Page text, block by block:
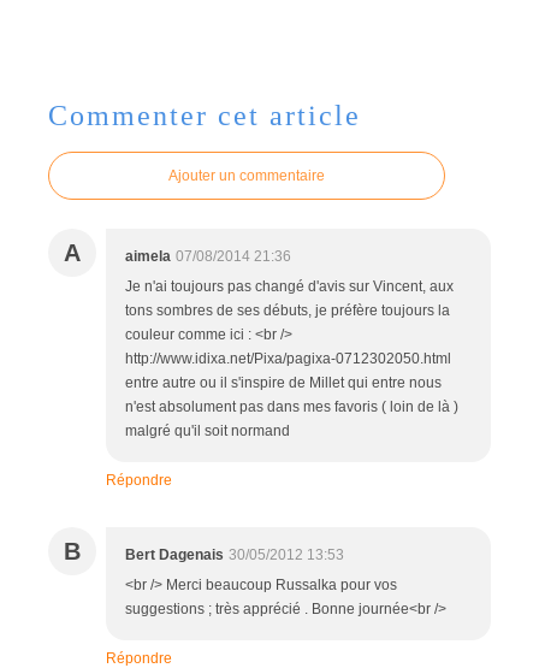
Commenter cet article
Ajouter un commentaire
A aimela 07/08/2014 21:36
Je n'ai toujours pas changé d'avis sur Vincent, aux
tons sombres de ses débuts, je préfère toujours la
couleur comme ici : <br />
http://www.idixa.net/Pixa/pagixa-0712302050.html
entre autre ou il s'inspire de Millet qui entre nous
n'est absolument pas dans mes favoris ( loin de là )
malgré qu'il soit normand
Répondre
B Bert Dagenais 30/05/2012 13:53
<br /> Merci beaucoup Russalka pour vos
suggestions ; très apprécié . Bonne journée<br />
Répondre